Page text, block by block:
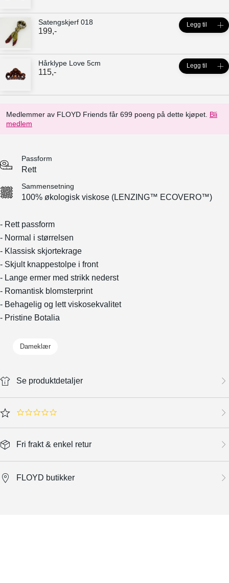
Medlemmer av FLOYD Friends får 699 poeng på dette kjøpet. Bli
medlem
Satengskjerf 018
199,-
Legg til
Hårklype Love 5cm
115,-
Legg til
Passform
Rett
Sammensetning
100% økologisk viskose (LENZING™ ECOVERO™)
- Rett passform
- Normal i størrelsen
- Klassisk skjortekrage
- Skjult knappestolpe i front
- Lange ermer med strikk nederst
- Romantisk blomsterprint
- Behagelig og lett viskosekvalitet
- Pristine Botalia
Dameklær
Se produktdetaljer
0.0 star rating
Fri frakt & enkel retur
FLOYD butikker